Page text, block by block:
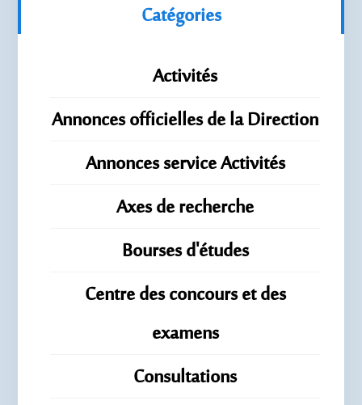
Catégories
Activités
Annonces officielles de la Direction
Annonces service Activités
Axes de recherche
Bourses d'études
Centre des concours et des
examens
Consultations